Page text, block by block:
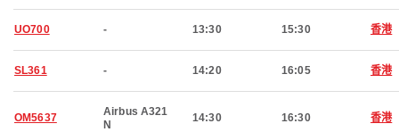
UO700 - 13:30 15:30 香港
SL361 - 14:20 16:05 香港
OM5637
Airbus A321
N
14:30 16:30 香港